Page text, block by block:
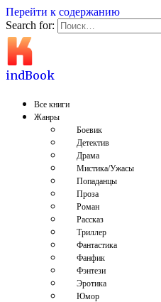
Перейти к содержанию
Search for:
indBook
Все книги
Жанры
Боевик
Детектив
Драма
Мистика/Ужасы
Попаданцы
Проза
Роман
Рассказ
Триллер
Фантастика
Фанфик
Фэнтези
Эротика
Юмор